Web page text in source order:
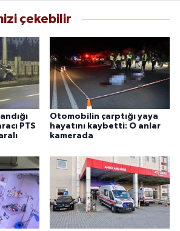
çekebilir
PTS
Otomobilin çarptığı yaya
hayatını kaybetti: O anlar
kamerada